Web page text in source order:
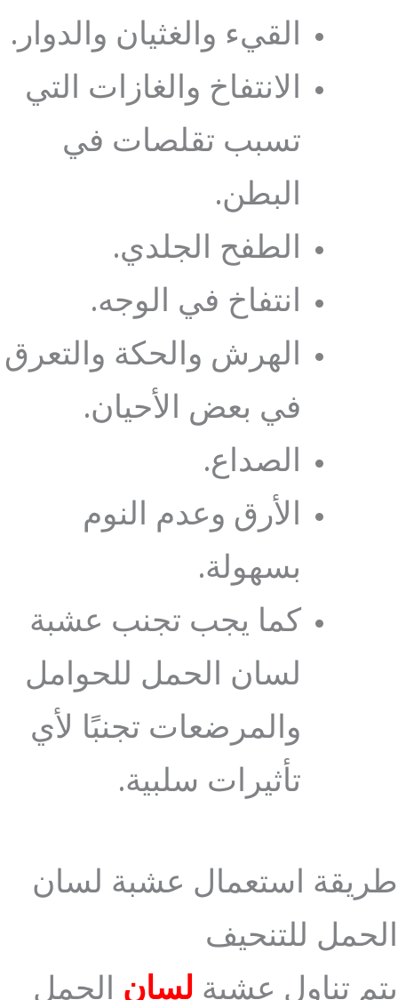
القيء والغثيان والدوار.
الانتفاخ والغازات التي
تسبب تقلصات في
البطن.
الطفح الجلدي.
انتفاخ في الوجه.
الهرش والحكة والتعرق
في بعض الأحيان.
الصداع.
الأرق وعدم النوم
بسهولة.
كما يجب تجنب عشبة
لسان الحمل للحوامل
والمرضعات تجنبًا لأي
تأثيرات سلبية.
طريقة استعمال عشبة لسان
الحمل للتنحيف
يتم تناول عشبة لسان الحمل